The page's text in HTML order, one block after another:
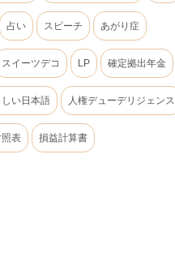
占い スピーチ あがり症
スイーツデコ LP 確定拠出年金
い日本語 人権デューデリジェンス
表 損益計算書